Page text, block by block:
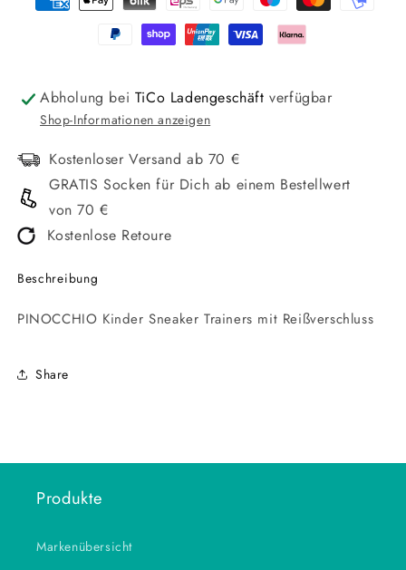
Abholung bei TiCo Ladengeschäft verfügbar
Shop-Informationen anzeigen
Kostenloser Versand ab 70 €
GRATIS Socken für Dich ab einem Bestellwert
von 70 €
Kostenlose Retoure
Beschreibung
PINOCCHIO Kinder Sneaker Trainers mit Reißverschluss
Share
Produkte
Markenübersicht